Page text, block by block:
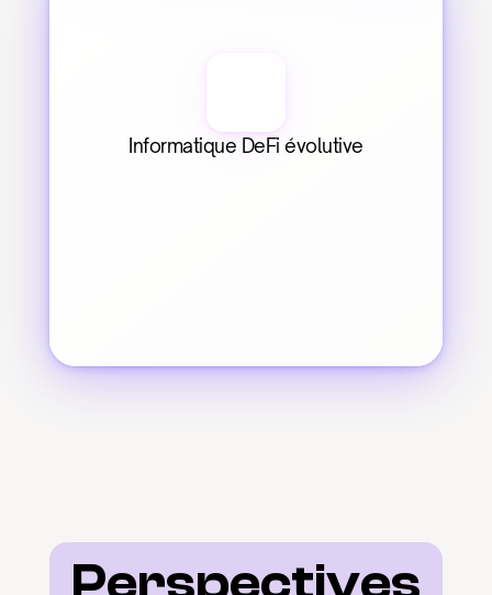
Informatique DeFi évolutive